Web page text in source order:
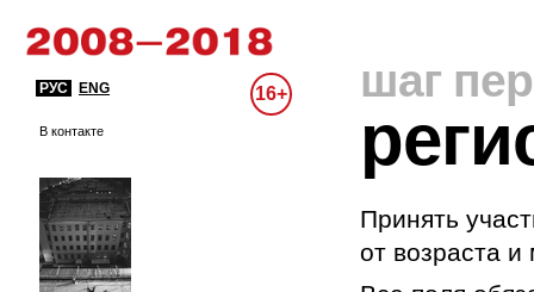
РУС ENG 16+
В контакте
шаг
Принять
от возраста